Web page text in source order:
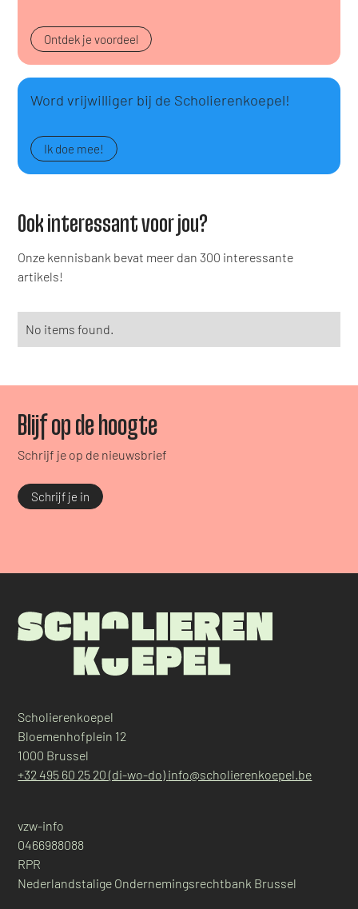
Ontdek je voordeel
Word vrijwilliger bij de Scholierenkoepel!
Ik doe mee!
Ook interessant voor jou?
Onze kennisbank bevat meer dan 300 interessante
artikels!
No items found.
Blijf op de hoogte
Schrijf je op de nieuwsbrief
Schrijf je in
Scholierenkoepel
Bloemenhofplein 12
1000 Brussel
+32 495 60 25 20 (di-wo-do) info@scholierenkoepel.be
vzw-info
0466988088
RPR
Nederlandstalige Ondernemingsrechtbank Brussel